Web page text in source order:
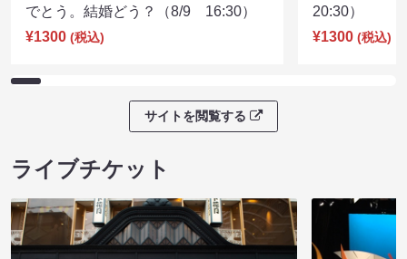
でとう。結婚どう？（8/9 16:30）
¥1300 (税込)
20:30）
¥1300 (税込)
サイトを閲覧する
ライブチケット